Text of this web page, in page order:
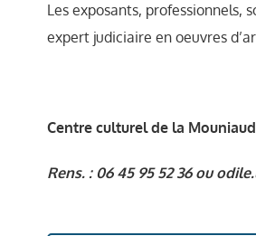
Les exposants, professionnels,
expert judiciaire en oeuvres
Centre culturel de la
Rens. : 06 45 95 52 36 ou